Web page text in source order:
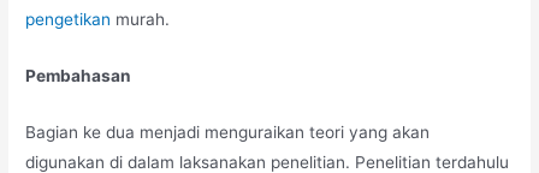
pengetikan murah.
Pembahasan
Bagian ke dua menjadi menguraikan teori yang akan
digunakan di dalam laksanakan penelitian. Penelitian terdahulu